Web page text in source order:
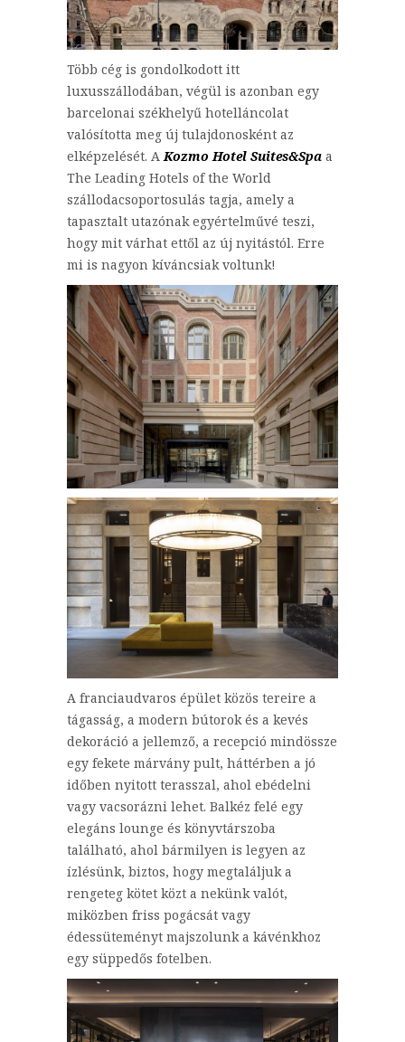
Több cég is gondolkodott itt
luxusszállodában, végül is azonban egy
barcelonai székhelyű hotelláncolat
valósította meg új tulajdonosként az
elképzelését. AKozmo Hotel Suites&Spa a
The Leading Hotels of the World
szállodacsoportosulás tagja, amely a
tapasztalt utazónak egyértelművé teszi,
hogy mit várhat ettől az új nyitástól. Erre
mi is nagyon kíváncsiak voltunk!
A franciaudvaros épület közös tereire a
tágasság, a modern bútorok és a kevés
dekoráció a jellemző, a recepció mindössze
egy fekete márvány pult, háttérben a jó
időben nyitott terasszal, ahol ebédelni
vagy vacsorázni lehet. Balkéz felé egy
elegáns lounge és könyvtárszoba
található, ahol bármilyen is legyen az
ízlésünk, biztos, hogy megtaláljuk a
rengeteg kötet közt a nekünk valót,
miközben friss pogácsát vagy
édessüteményt majszolunk a kávénkhoz
egy süppedős fotelben.